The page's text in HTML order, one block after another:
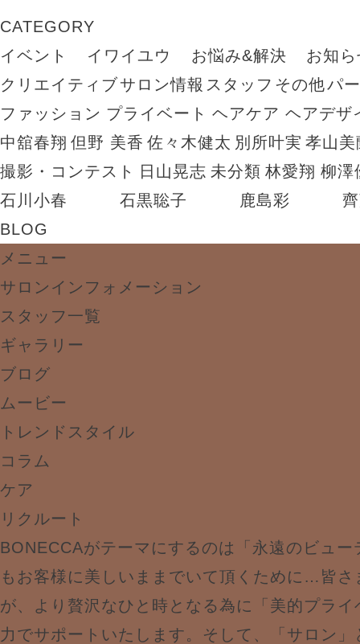
CATEGORY
イベント
イワイユウ お悩み&解決
お知
クリエイティブサロン情報 スタッフ その他パ
ファッション プライベート ヘアケア ヘアデザ
中舘春翔 但野 美香 佐々木健太 別所叶実 孝山美
撮影・コンテスト
日山晃志 未分類 林愛翔 柳澤
石川小春
石黒聡子 鹿島彩
BLOG
メニュー
サロンインフォメーション
スタッフ一覧
ギャラリー
ブログ
ムービー
トレンドスタイル
コラム
ケア
リクルート
BONECCAがテーマにするのは「永遠のビュ
もお客様に美しいままでいて頂くために…皆さ
が、より贅沢なひと時となる為に「美的プラ
力でサポートいたします。そして、「サロン